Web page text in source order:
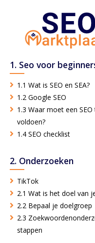
1. Seo voor
1.1 Wat is SEO en SEA?
1.2 Google SEO
1.3 Waar moet een
voldoen?
1.4 SEO checklist
2. Onderzoeken
TikTok
2.1 Wat is het doel van
2.2 Bepaal je doelgroep
2.3
stappen